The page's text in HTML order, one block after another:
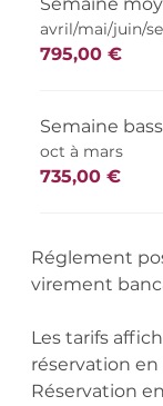
Semaine
avril/mai/juin/
795,00 €
Semaine
oct à mars
735,00 €
Réglement
virement
Les tarifs
réservation en
Réservation